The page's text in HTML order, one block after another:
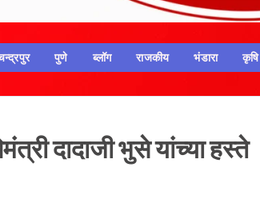
पुणे ब्लॉग राजकीय भंडारा कृषि
दादाजी भुसे यांच्या हस्ते